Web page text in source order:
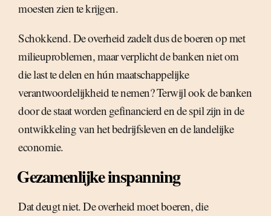
moesten zien te krijgen.
Schokkend. De overheid zadelt dus de boeren op met
milieuproblemen, maar verplicht de banken niet om
die last te delen en hún maatschappelijke
verantwoordelijkheid te nemen? Terwijl ook de banken
door de staat worden gefinancierd en de spil zijn in de
ontwikkeling van het bedrijfsleven en de landelijke
economie.
Gezamenlijke inspanning
Dat deugt niet. De overheid moet boeren, die